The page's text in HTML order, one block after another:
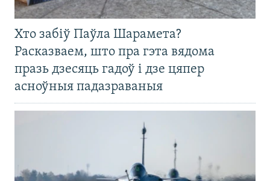
Хто забіў Паўла Шарамета?
Расказваем, што пра гэта вядома
празь дзесяць гадоў і дзе цяпер
асноўныя падазраваныя